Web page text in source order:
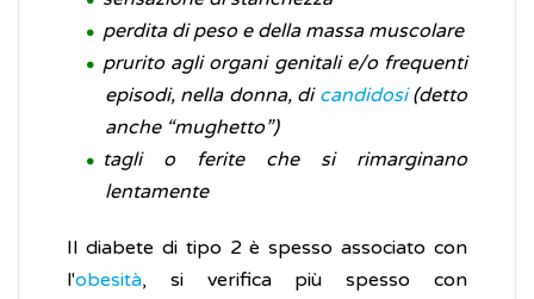
perdita di peso e della massa muscolare
prurito agli organi genitali e/o frequenti
episodi, nella donna, di candidosi(detto
anche “mughetto”)
tagli o ferite che si rimarginano
lentamente
Il diabete di tipo 2 è spesso associato con
l'obesità, si verifica più spesso con